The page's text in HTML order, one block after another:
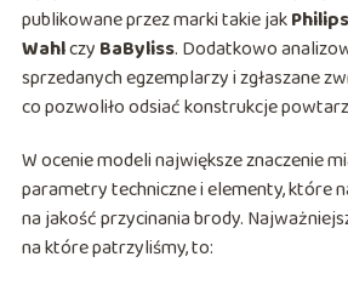
publikowane przez marki takie jakPhilips
Wahlczy BaByliss. Dodatkowo
sprzedanych egzemplarzy i zgłaszane
co pozwoliło odsiać konstrukcje
W ocenie modeli największe znaczenie
parametry techniczne i elementy, które
na jakość przycinania brody.
na które patrzyliśmy, to: